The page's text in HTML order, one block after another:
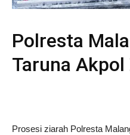
Polresta
Taruna
Prosesi ziarah Polresta